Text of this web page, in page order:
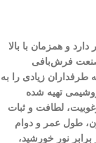
و همزمان با بالا
صنعت فرش‌بافی
زیادی را به
تهیه شده
لطافت و ثبات
طول عمر و دوام
نور خورشید،